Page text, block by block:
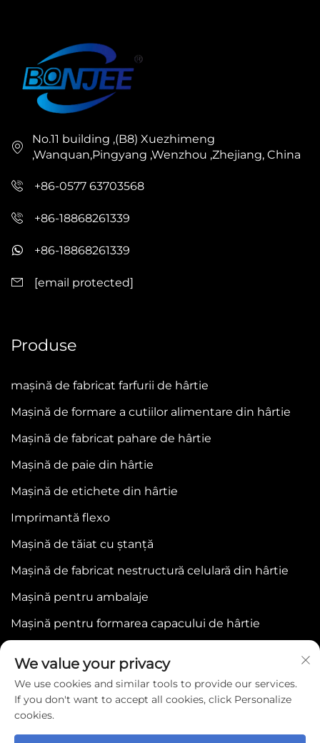
No.11 building ,(B8) Xuezhimeng
,Wanquan,Pingyang ,Wenzhou ,Zhejiang, China
+86-0577 63703568
+86-18868261339
+86-18868261339
[email protected]
Produse
mașină de fabricat farfurii de hârtie
Mașină de formare a cutiilor alimentare din hârtie
Mașină de fabricat pahare de hârtie
Mașină de paie din hârtie
Mașină de etichete din hârtie
Imprimantă flexo
Mașină de tăiat cu ștanță
Mașină de fabricat nestructură celulară din hârtie
Mașină pentru ambalaje
Mașină pentru formarea capacului de hârtie
We value your privacy
We use cookies and similar tools to provide our services.
If you don't want to accept all cookies, click Personalize
cookies.